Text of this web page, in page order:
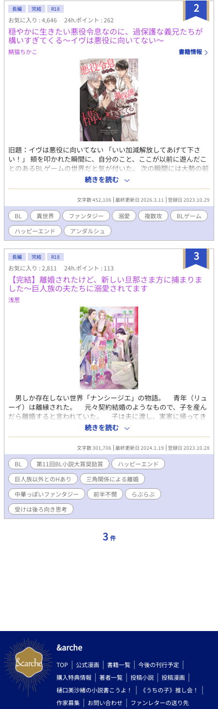
ネ・オークランスを亡くし、悲しみに苛まれている。あまりの辛
さで『奥様』に関する記憶すら忘却してしまったらしい。半ば強
引にロイの元へ連れていかれるサラは、彼に己を『サラ』と名乗
る。だが、 ——「失せろ。お前のような娼夫など必要としていな
い」 噂通り冷酷なロイの口からは罵詈雑言が放たれた。ロイは穢
らわしい娼夫を睨みつけ去ってしまう。使者らは最愛の妻を亡く
したロイを憐れむばかりで、まるでサラの様子を気にしていな
い。 誰も、サラこそが五年前に亡くなった『奥様』であり、最愛
のその人であるとは気付いていないようだった。 しかし、最大の
問題は元夫に存在を忘れられていることではない。 サラが未だに
ロイを愛しているという事実だ。 仕方なく、『恋愛感情抹消魔
法』を己にかけることにするサラだが——…… ☆お読みくださり
ありがとうございます。良ければ感想などいただけるとパワーに
2
長編 完結 R18
お気に入り : 4,646 24h.ポイント : 262
穏やかに生きたい悪役令息なのに、過保護な義兄たちが
構いすぎてくる～イヴは悪役に向いてない～
鯖猫ちかこ 書籍情報
旧題：イヴは悪役に向いてない 「いい加減解放してあげて下さ
い！」 頬を叩かれた瞬間に、自分のこと、ここが以前に遊んだこ
とのあるBLゲームの世界だと気が付いた。 次の瞬間には大勢の前
で婚約破棄を言い渡され、棄てられると知っている。どうにか出
来るタイミングではなかった。 この国を守っていたのは自分なの
に、という思いも、誰も助けてくれない惨めさもあった。 けれ
ど、婚約破棄や周囲の視線なんてどうでもいいんです、誰かに愛
されることが出来るなら。 ※執着×溺愛×家族に愛されなかった
受 ※攻同士でのキス有 ※R18部分には*がつきます ※登場人物が
多いため表を作りましたが読む必要は特にないです。ネタバレに
ならないよう人物追加時にメモ程度に追記します 第11回BL小説大
賞奨励賞頂きました、投票閲覧ご感想ありがとうございました！
※番外編として書いた「伊吹は」の部分は2巻の書籍部分で書き直
しましたので、この分はifとしてお楽しみいただけると幸いです
続きを読む
文字数 452,106 最終更新日 2026.3.11 登録日 2023.10.29
BL 異世界 ファンタジー 溺愛 複数攻
BLゲーム
ハッピーエンド
アンダルシュ
3
長編 完結 R18
お気に入り : 2,811 24h.ポイント : 113
【完結】離婚されたけど、新しい旦那さま方に捕まりま
した～巨人族の夫たちに溺愛されてます
浅葱
男しか存在しない世界「ナンシージエ」の物語。 青年（リュ
ーイ）は離縁された。 元々契約結婚のようなもので、子を産ん
だら離婚すると言われていた。 子は夫に渡し、実家に帰ってき
た青年は、夫だった者のことを想う。ひどい人だけど、青年はそ
れでも好きだった。 そんな青年に隣国である巨人族の国の貴族
から縁談が舞い込んだ。彼らの国では夫が複数に妻が一人という
のが当たり前だという。 子を産める身体だと証明されたから、
結婚を申し込まれたらしかった。 自分の身体などもうどうでも
いいと投げやりになっていた青年は条件をつけた。 「子が産まれ
るとは限りませんが、絶対に離縁しないという条件であれば嫁ぎ
ます」 巨人族からも条件が提示された。 「私たち夫に抱かれる
ことを決して拒まないように」 巨人族は青年より遥かに身体が
大きい。もしかしたら死んでしまうかもしれないと青年は思っ
た。 それでもかまわなかった。だって彼は……。 注：巨人
です。 巨人族の夫たち４人（＋α？は終わりの方）×バツ一の
／妊娠？ イラストはNEOZONEさんにお願いしました。向かって
左から、偉明、リューイ、明輝です。 12/25 第11回BL小説大賞
奨励賞ありがとうございました！
続きを読む
文字数 301,706 最終更新日 2024.1.19 登録日 2023.10.28
BL 第11回BL小説大賞奨励賞
ハッピーエンド
巨人族以外とのHあり
三角関係による離婚
中華っぽいファンタジー
前半不憫
らぶらぶ
受けは後ろ向き思考
3 件
&arche
TOP 公式漫画 書籍一覧
今後の刊行予定
購入特典情報
著者一覧 投稿小説
投稿漫画
樋口美沙緒の小説書こうよ！
《うちの子》推し会！
作家募集
お問い合わせ ファンレターの送り先